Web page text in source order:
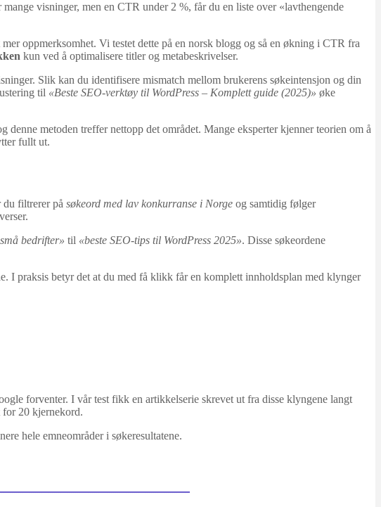
visninger, men en CTR under 2 %, får du en liste over «lavthengende
oppmerksomhet. Vi testet dette på en norsk blogg og så en økning i CTR fra
kun ved å optimalisere titler og metabeskrivelser.
Slik kan du identifisere mismatch mellom brukerens søkeintensjon og din
til «Beste SEO-verktøy til WordPress – Komplett guide (2025)» øke
denne metoden treffer nettopp det området. Mange eksperter kjenner teorien om å
fullt ut.
filtrerer på søkeord med lav konkurranse i Norge og samtidig følger
bedrifter» til «beste SEO-tips til WordPress 2025». Disse søkeordene
I praksis betyr det at du med få klikk får en komplett innholdsplan med klynger
forventer. I vår test fikk en artikkelserie skrevet ut fra disse klyngene langt
for 20 kjernekord.
hele emneområder i søkeresultatene.